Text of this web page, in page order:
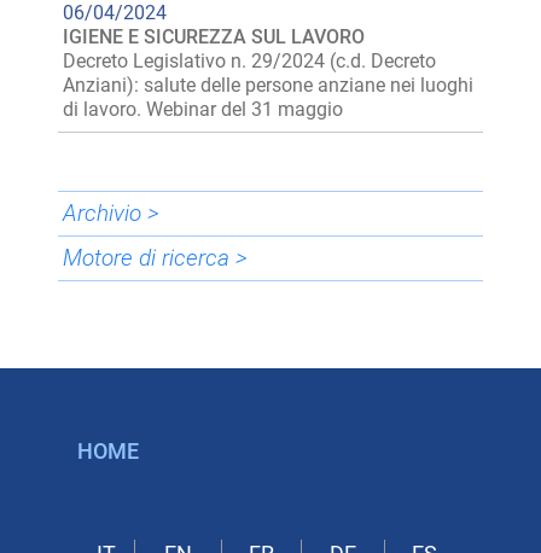
06/04/2024
IGIENE E SICUREZZA SUL LAVORO
Decreto Legislativo n. 29/2024 (c.d. Decreto
Anziani): salute delle persone anziane nei luoghi
di lavoro. Webinar del 31 maggio
Archivio >
Motore di ricerca >
HOME